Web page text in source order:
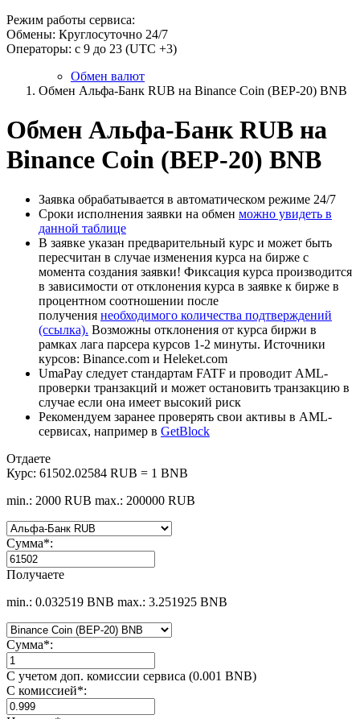
Режим работы сервиса:
Обмены: Круглосуточно 24/7
Операторы: с 9 до 23 (UTC +3)
Обмен валют
Обмен Альфа-Банк RUB на Binance Coin (BEP-20) BNB
Обмен Альфа-Банк RUB на
Binance Coin (BEP-20) BNB
Заявка обрабатывается в автоматическом режиме 24/7
Сроки исполнения заявки на обмен можно увидеть в
данной таблице
В заявке указан предварительный курс и может быть
пересчитан в случае изменения курса на бирже с
момента создания заявки! Фиксация курса производится
в зависимости от отклонения курса в заявке к бирже в
процентном соотношении после
получения необходимого количества подтверждений
(ссылка). Возможны отклонения от курса биржи в
рамках лага парсера курсов 1-2 минуты. Источники
курсов: Binance.com и Heleket.com
UmaPay следует стандартам FATF и проводит AML-
проверки транзакций и может остановить транзакцию в
случае если она имеет высокий риск
Рекомендуем заранее проверять свои активы в AML-
сервисах, например в GetBlock
Отдаете
Курс: 61502.02584 RUB = 1 BNB
min.: 2000 RUB max.: 200000 RUB
Сумма*:
Получаете
min.: 0.032519 BNB max.: 3.251925 BNB
Сумма*:
С учетом доп. комиссии сервиса (0.001 BNB)
С комиссией*: